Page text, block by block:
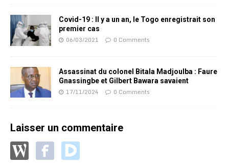
Covid-19 : Il y a un an, le Togo enregistrait son
premier cas
06/03/2021 0 Comments
Assassinat du colonel Bitala Madjoulba : Faure
Gnassingbe et Gilbert Bawara savaient
17/11/2024 0 Comments
Laisser un commentaire